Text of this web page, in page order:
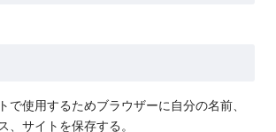
で使用するためブラウザーに自分の名前、
、サイトを保存する。